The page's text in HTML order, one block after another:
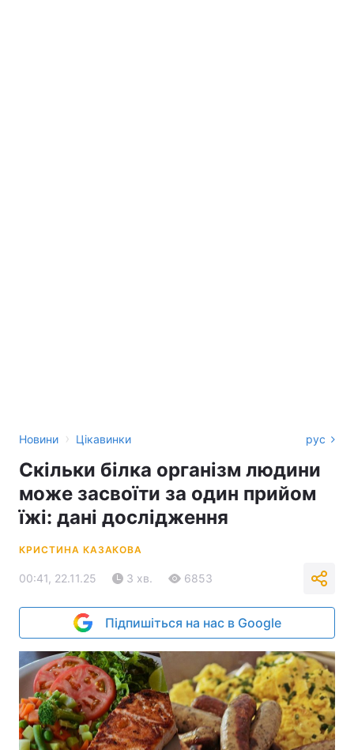
Новини › Цікавинки рус
Скільки білка організм людини
може засвоїти за один прийом
їжі: дані дослідження
КРИСТИНА КАЗАКОВА
00:41, 22.11.25 3 хв. 6853
Підпишіться на нас в Google